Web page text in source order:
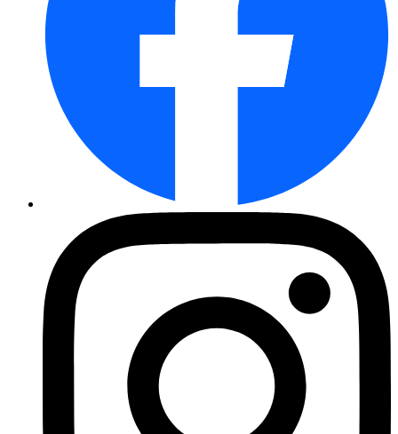
Aubergine Early Long Purple 3
Gemüsepaprika Yolo Wonder